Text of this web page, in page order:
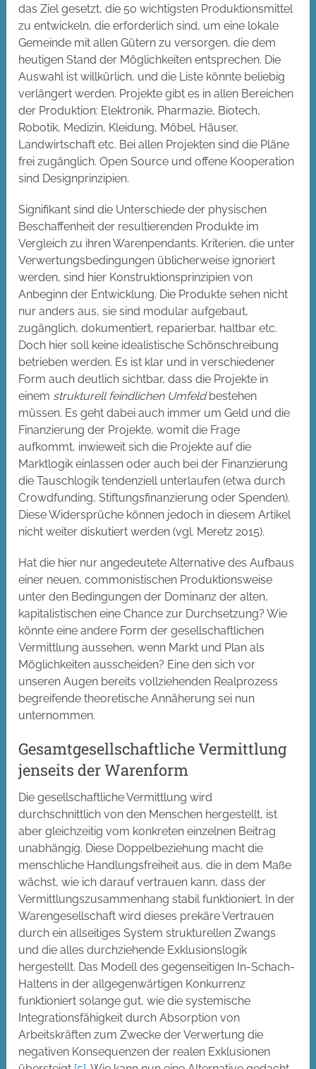
das Ziel gesetzt, die 50 wichtigsten Produktionsmittel
zu entwickeln, die erforderlich sind, um eine lokale
Gemeinde mit allen Gütern zu versorgen, die dem
heutigen Stand der Möglichkeiten entsprechen. Die
Auswahl ist willkürlich, und die Liste könnte beliebig
verlängert werden. Projekte gibt es in allen Bereichen
der Produktion: Elektronik, Pharmazie, Biotech,
Robotik, Medizin, Kleidung, Möbel, Häuser,
Landwirtschaft etc. Bei allen Projekten sind die Pläne
frei zugänglich. Open Source und offene Kooperation
sind Designprinzipien.
Signifikant sind die Unterschiede der physischen
Beschaffenheit der resultierenden Produkte im
Vergleich zu ihren Warenpendants. Kriterien, die unter
Verwertungsbedingungen üblicherweise ignoriert
werden, sind hier Konstruktionsprinzipien von
Anbeginn der Entwicklung. Die Produkte sehen nicht
nur anders aus, sie sind modular aufgebaut,
zugänglich, dokumentiert, reparierbar, haltbar etc.
Doch hier soll keine idealistische Schönschreibung
betrieben werden. Es ist klar und in verschiedener
Form auch deutlich sichtbar, dass die Projekte in
einem strukturell feindlichen Umfeldbestehen
müssen. Es geht dabei auch immer um Geld und die
Finanzierung der Projekte, womit die Frage
aufkommt, inwieweit sich die Projekte auf die
Marktlogik einlassen oder auch bei der Finanzierung
die Tauschlogik tendenziell unterlaufen (etwa durch
Crowdfunding, Stiftungsfinanzierung oder Spenden).
Diese Widersprüche können jedoch in diesem Artikel
nicht weiter diskutiert werden (vgl. Meretz 2015).
Hat die hier nur angedeutete Alternative des Aufbaus
einer neuen, commonistischen Produktionsweise
unter den Bedingungen der Dominanz der alten,
kapitalistischen eine Chance zur Durchsetzung? Wie
könnte eine andere Form der gesellschaftlichen
Vermittlung aussehen, wenn Markt und Plan als
Möglichkeiten ausscheiden? Eine den sich vor
unseren Augen bereits vollziehenden Realprozess
begreifende theoretische Annäherung sei nun
unternommen.
Gesamtgesellschaftliche Vermittlung
jenseits der Warenform
Die gesellschaftliche Vermittlung wird
durchschnittlich von den Menschen hergestellt, ist
aber gleichzeitig vom konkreten einzelnen Beitrag
unabhängig. Diese Doppelbeziehung macht die
menschliche Handlungsfreiheit aus, die in dem Maße
wächst, wie ich darauf vertrauen kann, dass der
Vermittlungszusammenhang stabil funktioniert. In der
Warengesellschaft wird dieses prekäre Vertrauen
durch ein allseitiges System strukturellen Zwangs
und die alles durchziehende Exklusionslogik
hergestellt. Das Modell des gegenseitigen In-Schach-
Haltens in der allgegenwärtigen Konkurrenz
funktioniert solange gut, wie die systemische
Integrationsfähigkeit durch Absorption von
Arbeitskräften zum Zwecke der Verwertung die
negativen Konsequenzen der realen Exklusionen